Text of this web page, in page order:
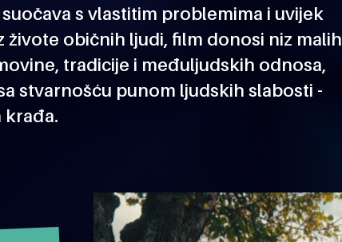
s vlastitim problemima i uvijek
živote običnih ljudi, film donosi niz malih
tradicije i međuljudskih odnosa,
stvarnošću punom ljudskih slabosti -
krađa.